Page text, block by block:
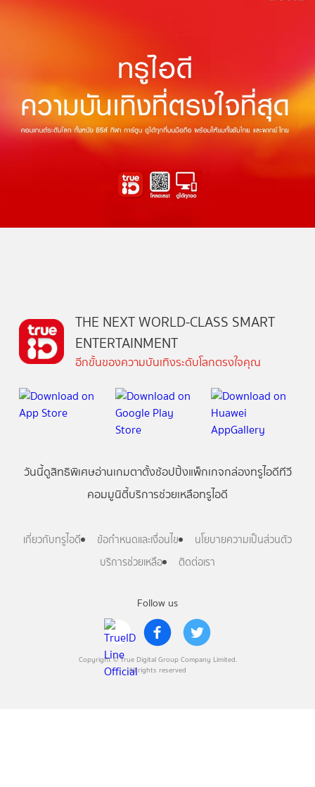
Follow us
Copyright © True Digital Group Company Limited.
All rights reserved
THE NEXT WORLD-CLASS SMART
ENTERTAINMENT
อีกขั้นของความบันเทิงระดับโลกตรงใจคุณ
วันนี้ดูสิทธิพิเศษอ่านเกมตาตั้งช้อปปิ้งแพ็กเกจกล่องทรูไอดีทีวี
คอมมูนิตี้บริการช่วยเหลือทรูไอดี
เกี่ยวกับทรูไอดี ข้อกำหนดและเงื่อนไข
นโยบายความเป็นส่วนตัว
บริการช่วยเหลือ
ติดต่อเรา